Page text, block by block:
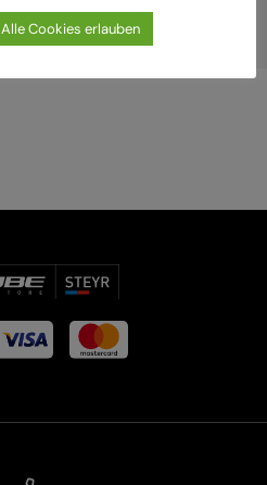
Alle Cookies erlauben